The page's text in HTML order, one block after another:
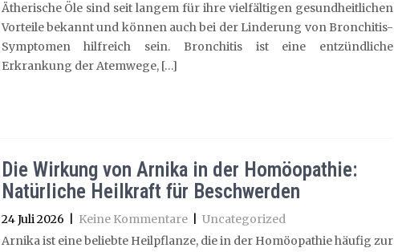
Ätherische Öle sind seit langem für ihre vielfältigen gesundheitlichen
Vorteile bekannt und können auch bei der Linderung von Bronchitis-
Symptomen hilfreich sein. Bronchitis ist eine entzündliche
Erkrankung der Atemwege, […]
Die Wirkung von Arnika in der Homöopathie:
Natürliche Heilkraft für Beschwerden
24 Juli 2026 Keine Kommentare
Uncategorized
Arnika ist eine beliebte Heilpflanze, die in der Homöopathie häufig zur